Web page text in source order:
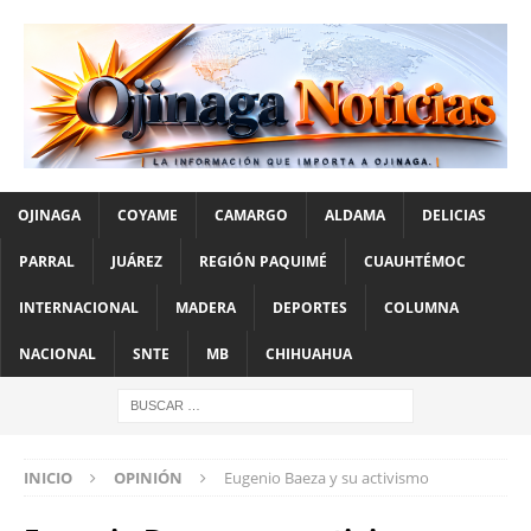
OJINAGA COYAME CAMARGO ALDAMA DELICIAS
PARRAL JUÁREZ REGIÓN PAQUIMÉ CUAUHTÉMOC
INTERNACIONAL MADERA DEPORTES COLUMNA
NACIONAL SNTE MB CHIHUAHUA
INICIO OPINIÓN Eugenio Baeza y su activismo